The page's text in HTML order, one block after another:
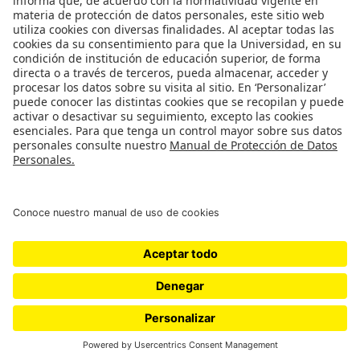
Catálogo de Datos
Observatorio Municipal
Solicitud Base Nueva
Redes